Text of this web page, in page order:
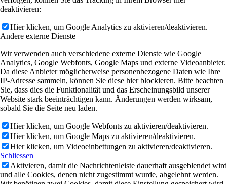
deaktivieren:
Hier klicken, um Google Analytics zu aktivieren/deaktivieren.
Andere externe Dienste
Wir verwenden auch verschiedene externe Dienste wie Google
Analytics, Google Webfonts, Google Maps und externe Videoanbieter.
Da diese Anbieter möglicherweise personenbezogene Daten wie Ihre
IP-Adresse sammeln, können Sie diese hier blockieren. Bitte beachten
Sie, dass dies die Funktionalität und das Erscheinungsbild unserer
Website stark beeinträchtigen kann. Änderungen werden wirksam,
sobald Sie die Seite neu laden.
Hier klicken, um Google Webfonts zu aktivieren/deaktivieren.
Hier klicken, um Google Maps zu aktivieren/deaktivieren.
Hier klicken, um Videoeinbettungen zu aktivieren/deaktivieren.
Schliessen
Aktivieren, damit die Nachrichtenleiste dauerhaft ausgeblendet wird
und alle Cookies, denen nicht zugestimmt wurde, abgelehnt werden.